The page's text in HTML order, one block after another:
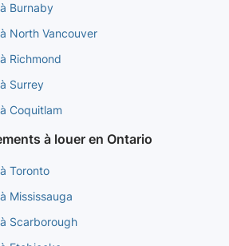
Burnaby
North Vancouver
Richmond
Surrey
Coquitlam
à louer en Ontario
Toronto
Mississauga
Scarborough